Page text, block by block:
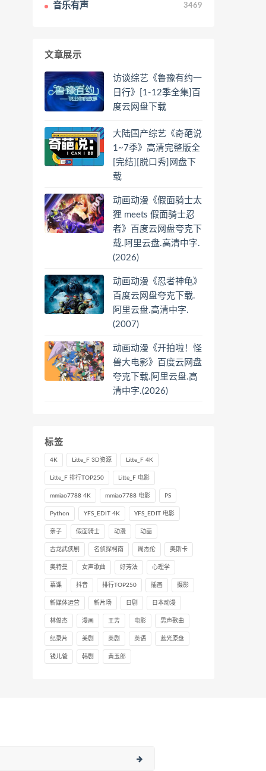
音乐有声 3469
文章展示
访谈综艺《鲁豫有约一
日行》[1-12季全集]百
度云网盘下载
大陆国产综艺《奇葩说
1~7季》高清完整版全
[完结][脱口秀]网盘下
载
动画动漫《假面骑士太
狸 meets 假面骑士忍
者》百度云网盘夸克下
载.阿里云盘.高清中字.
(2026)
动画动漫《忍者神龟》
百度云网盘夸克下载.
阿里云盘.高清中字.
(2007)
动画动漫《开拍啦！怪
兽大电影》百度云网盘
夸克下载.阿里云盘.高
清中字.(2026)
标签
4K Litte_F 3D资源 Litte_F 4K
Litte_F 排行TOP250 Litte_F 电影
mmiao7788 4K mmiao7788 电影 PS
Python YFS_EDIT 4K YFS_EDIT 电影
亲子 假面骑士 动漫 动画
古龙武侠剧 名侦探柯南 周杰伦 奥斯卡
奥特曼 女声歌曲 好芳法 心理学
慕课 抖音 排行TOP250 插画 摄影
新媒体运营 新片场 日剧 日本动漫
林俊杰 漫画 王芳 电影 男声歌曲
纪录片 美剧 英剧 英语 蓝光原盘
钱儿爸 韩剧 黄玉郎